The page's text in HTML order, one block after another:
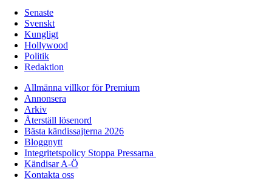
Senaste
Svenskt
Kungligt
Hollywood
Politik
Redaktion
Allmänna villkor för Premium
Annonsera
Arkiv
Återställ lösenord
Bästa kändissajterna 2026
Bloggnytt
Integritetspolicy Stoppa Pressarna
Kändisar A-Ö
Kontakta oss